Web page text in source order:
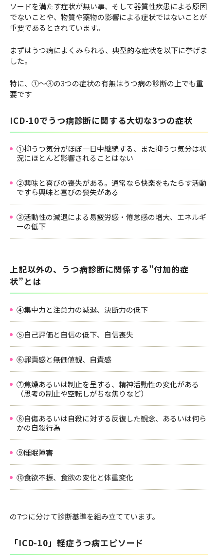
ソードを満たす症状が無い事、そして器質性疾患による原因
でないことや、物質や薬物の影響による症状ではないことが
重要であるとされています。
まずはうつ病によくみられる、典型的な症状を以下に挙げま
した。
特に、①～③の3つの症状の有無はうつ病の診断の上でも重
要です
ICD-10でうつ病診断に関する大切な3つの症状
①抑うつ気分がほぼ一日中継続する、また抑うつ気分は状
況にほとんど影響されることはない
②興味と喜びの喪失がある。通常なら快楽をもたらす活動
ですら興味と喜びの喪失がある
③活動性の減退による易疲労感・倦怠感の増大、エネルギ
ーの低下
上記以外の、うつ病診断に関係する”付加的症
状”とは
④集中力と注意力の減退、決断力の低下
⑤自己評価と自信の低下、自信喪失
⑥罪責感と無価値観、自責感
⑦焦燥あるいは制止を呈する、精神活動性の変化がある
（思考の制止や空転しがちな焦りなど）
⑧自傷あるいは自殺に対する反復した観念、あるいは何ら
かの自殺行為
⑨睡眠障害
⑩食欲不振、食欲の変化と体重変化
の7つに分けて診断基準を組み立てています。
「ICD-10」軽症うつ病エピソード